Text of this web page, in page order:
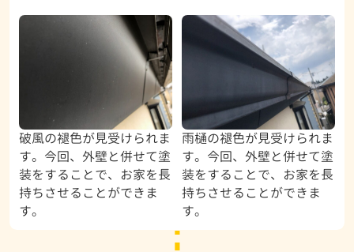
破風の褪色が見受けられま
す。今回、外壁と併せて塗
装をすることで、お家を長
持ちさせることができま
す。
雨樋の褪色が見受けられま
す。今回、外壁と併せて塗
装をすることで、お家を長
持ちさせることができま
す。